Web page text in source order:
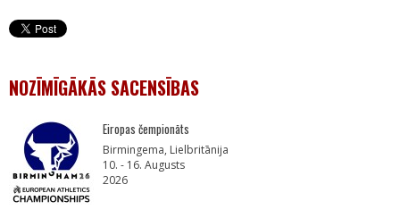
NOZĪMĪGĀKĀS SACENSĪBAS
Eiropas čempionāts
Birmingema, Lielbritānija
10. - 16. Augusts
2026